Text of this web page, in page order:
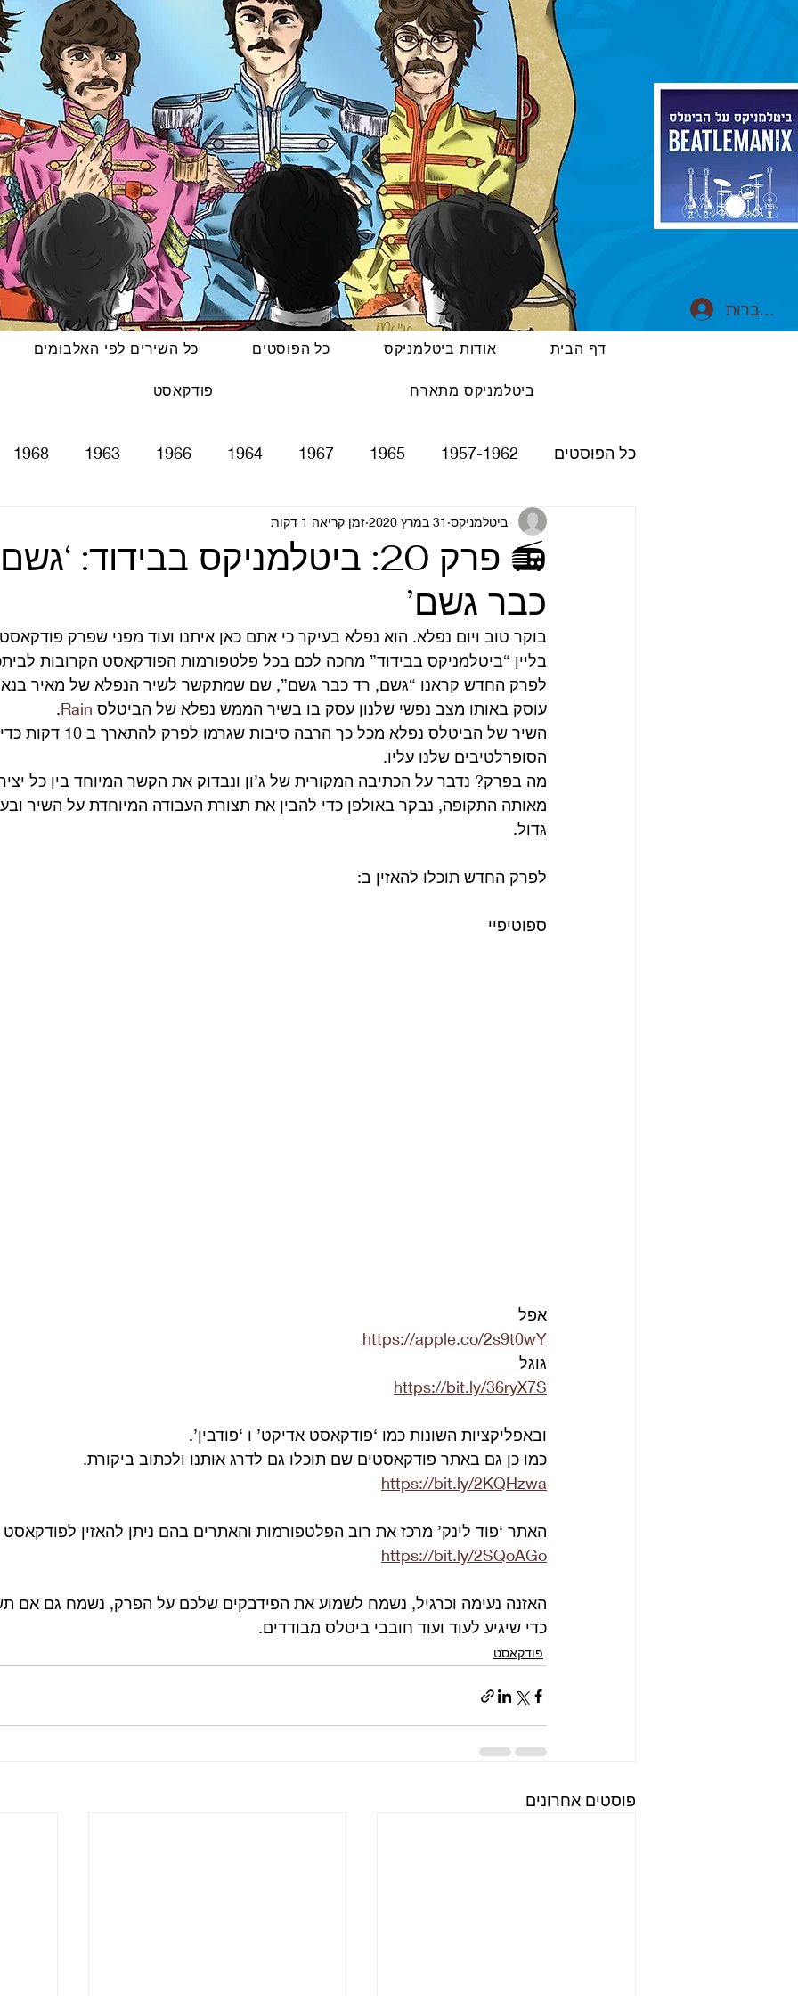
דף הבית אודות ביטלמניקס כל הפוסטים כל השירים לפי האלבומים
ביטלמניקס מתארח פודקאסט
כל הפוסטים 1957-1962
1965
1967
1964
1966
1963
1968
Please Please Me
With The Beatles
A Hard Day's Night
Rubber Soul
Revolver
The Beatles - White Album
Yellow Submarine
Abbey Road
Let It Be
קאברים סרטים טלוויזיה רדיו קטעים מתוך ספרים ומאמרים
📻 פרק 20: ביטלמניקס בבידוד:
כבר גשם’
ביטלמניקס 31 במרץ 2020 זמן קריאה 1 דקות
בוקר טוב ויום נפלא. הוא נפלא בעיקר כי אתם כאן איתנו ועוד מפני שפרק
בליין “ביטלמניקס בבידוד” מחכה לכם בכל פלטפורמות הפודקאסט הקרובות
לפרק החדש קראנו “גשם, רד כבר גשם”, שם שמתקשר לשיר הנפלא של מאיר
עוסק באותו מצב נפשי שלנון עסק בו בשיר הממש נפלא של הביטלס Rain
.
השיר של הביטלס נפלא מכל כך
הסופרלטיבים שלנו עליו.
מה בפרק? נדבר על הכתיבה המקורית של ג’ון ונבדוק את הקשר המיוחד בין כל
מאותה התקופה, נבקר באולפן כדי להבין את תצורת העבודה המיוחדת על השיר
גדול.
לפרק החדש תוכלו להאזין ב:
ספוטיפיי
אפל
https://apple.co/2s9t0wY
גוגל
https://bit.ly/36ryX7S
ובאפליקציות השונות כמו ‘פודקאסט אדיקט’ ו ‘פודבין’.
כמו כן גם באתר פודקאסטים שם תוכלו גם לדרג אותנו ולכתוב ביקורת.
https://bit.ly/2KQHzwa
האתר ‘פוד לינק’ מרכז את רוב הפלטפורמות והאתרים בהם ניתן להאזין לפודקאסט
https://bit.ly/2SQoAGo
האזנה נעימה וכרגיל, נשמח לשמוע את הפידבקים שלכם על הפרק, נשמח גם אם
כדי שיגיע לעוד ועוד חובבי ביטלס מבודדים.
פודקאסט
פוסטים אחרונים